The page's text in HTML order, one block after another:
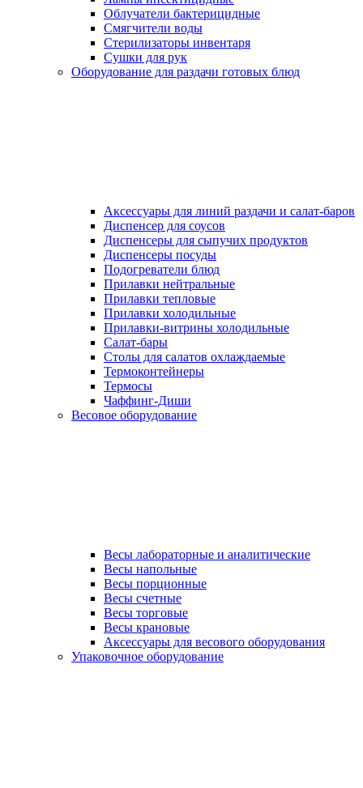
Облучатели бактерицидные
Смягчители воды
Стерилизаторы инвентаря
Сушки для рук
Оборудование для раздачи готовых блюд
Аксессуары для линий раздачи и салат-баров
Диспенсер для соусов
Диспенсеры для сыпучих продуктов
Диспенсеры посуды
Подогреватели блюд
Прилавки нейтральные
Прилавки тепловые
Прилавки холодильные
Прилавки-витрины холодильные
Салат-бары
Столы для салатов охлаждаемые
Термоконтейнеры
Термосы
Чаффинг-Диши
Весовое оборудование
Весы лабораторные и аналитические
Весы напольные
Весы порционные
Весы счетные
Весы торговые
Весы крановые
Аксессуары для весового оборудования
Упаковочное оборудование